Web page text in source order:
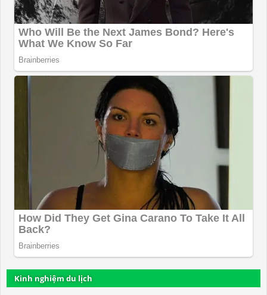
Kinh nghiệm du lịch